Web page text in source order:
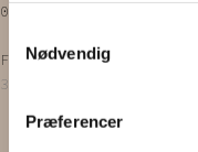
Nødvendig
Præferencer
0,00
Forside/PRODUKTER
3 stk.